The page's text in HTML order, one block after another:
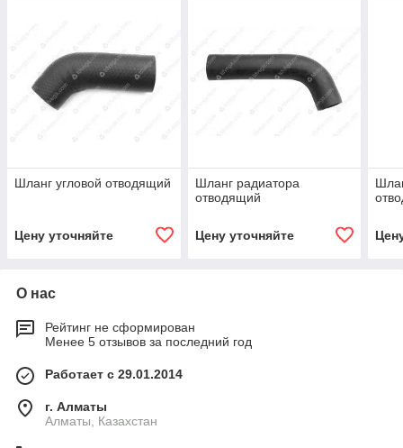
Шланг угловой отводящий
Цену уточняйте
Шланг радиатора
отводящий
Цену уточняйте
О нас
Рейтинг не сформирован
Менее 5 отзывов за последний год
Работает с 29.01.2014
г. Алматы
Алматы, Казахстан